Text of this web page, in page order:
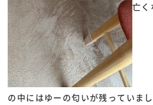
亡く
の中にはゆーの匂いが残っていま